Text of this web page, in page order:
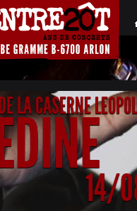
LA CASERNE
14/